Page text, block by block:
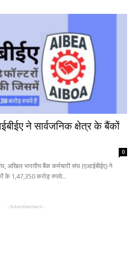
ने सार्वजनिक क्षेत्र के बैंकों
0
अखिल भारतीय बैंक कर्मचारी संघ (एआईबीईए) ने
के 1,47,350 करोड़ रुपये...
- Advertisement -